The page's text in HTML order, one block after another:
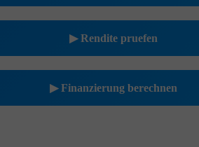
▶ Rendite pruefen
▶ Finanzierung berechnen